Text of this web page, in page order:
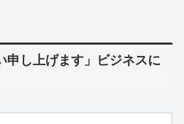
申し上げます」ビジネスに